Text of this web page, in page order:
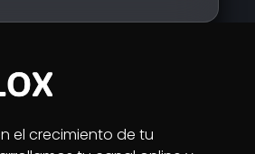
el crecimiento de tu